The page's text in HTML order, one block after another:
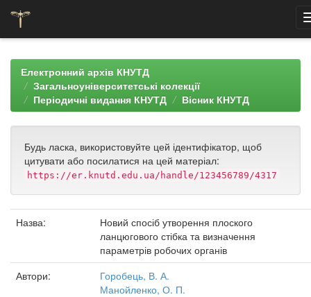
navigationЕлектронний архів КНУТД
Загальноуніверситетські колекції
Періодичні видання КНУТД
Вісник КНУТД
Будь ласка, використовуйте цей ідентифікатор, щоб
цитувати або посилатися на цей матеріал:
https://er.knutd.edu.ua/handle/123456789/4317
Назва:
Новий спосіб утворення плоского
ланцюгового стібка та визначення
параметрів робочих органів
Автори:
Горобець, В. А.
Манойленко, О. П.